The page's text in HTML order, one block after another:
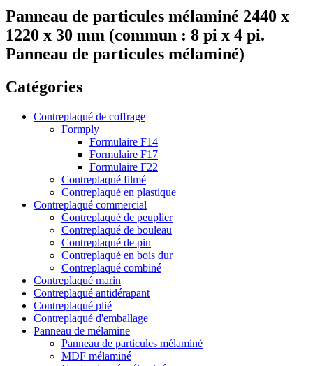
Panneau de particules mélaminé 2440 x
1220 x 30 mm (commun : 8 pi x 4 pi.
Panneau de particules mélaminé)
Catégories
Contreplaqué de coffrage
Formply
Formulaire F14
Formulaire F17
Formulaire F22
Contreplaqué filmé
Contreplaqué en plastique
Contreplaqué commercial
Contreplaqué de peuplier
Contreplaqué de bouleau
Contreplaqué de pin
Contreplaqué en bois dur
Contreplaqué combiné
Contreplaqué marin
Contreplaqué antidérapant
Contreplaqué plié
Contreplaqué d'emballage
Panneau de mélamine
Panneau de particules mélaminé
MDF mélaminé